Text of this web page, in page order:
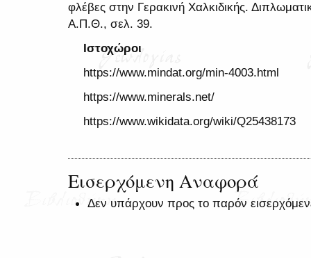
φλέβες στην Γερακινή Χαλκιδικής.
Α.Π.Θ., σελ. 39.
Ιστοχώροι
https://www.mindat.org/min-4003.html
https://www.minerals.net/
https://www.wikidata.org/wiki/Q25438173
Εισερχόμενη Αναφορά
Δεν υπάρχουν προς το παρόν